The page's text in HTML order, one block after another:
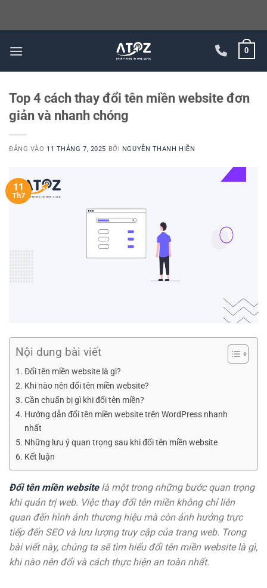
qua
0
Top 4 cách thay đổi tên miền website đơn
giản và nhanh chóng
ĐĂNG VÀO 11 THÁNG 7, 2025 BỞI NGUYỄN THANH HIỀN
11
Th7
Nội dung bài viết
Đổi tên miền website là gì?
Khi nào nên đổi tên miền website?
Cần chuẩn bị gì khi đổi tên miền?
Hướng dẫn đổi tên miền website trên WordPress nhanh
nhất
Những lưu ý quan trọng sau khi đổi tên miền website
Kết luận
Đổi tên miền websitelà một trong những bước quan trọng
khi quản trị web. Việc thay đổi tên miền không chỉ liên
quan đến hình ảnh thương hiệu mà còn ảnh hưởng trực
tiếp đến SEO và lưu lượng truy cập của trang web. Trong
bài viết này, chúng ta sẽ tìm hiểu đổi tên miền website là gì,
khi nào nên đổi và cách thực hiện an toàn nhất.